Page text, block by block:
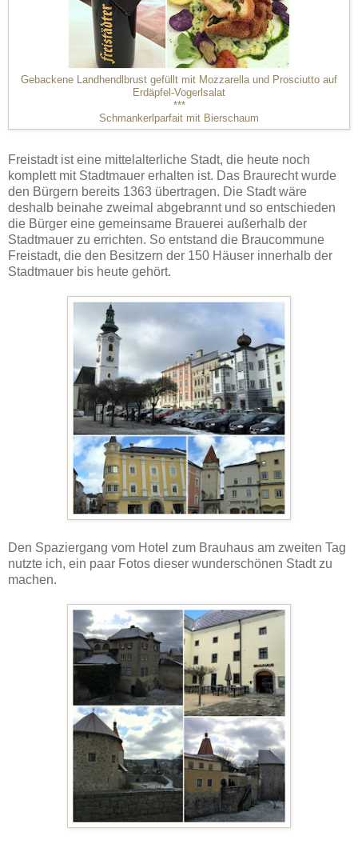
Gebackene Landhendlbrust gefüllt mit Mozzarella und Prosciutto auf
Erdäpfel-Vogerlsalat
***
Schmankerlparfait mit Bierschaum
Freistadt ist eine mittelalterliche Stadt, die heute noch
komplett mit Stadtmauer erhalten ist. Das Braurecht wurde
den Bürgern bereits 1363 übertragen. Die Stadt wäre
deshalb beinahe zweimal abgebrannt und so entschieden
die Bürger eine gemeinsame Brauerei außerhalb der
Stadtmauer zu errichten. So entstand die Braucommune
Freistadt, die den Besitzern der 150 Häuser innerhalb der
Stadtmauer bis heute gehört.
Den Spaziergang vom Hotel zum Brauhaus am zweiten Tag
nutzte ich, ein paar Fotos dieser wunderschönen Stadt zu
machen.